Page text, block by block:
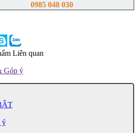
0985 048 030
Liên quan
Góp ý
ý